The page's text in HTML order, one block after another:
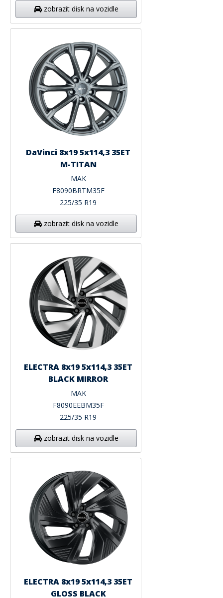
zobrazit disk na vozidle
DaVinci 8x19 5x114,3 35ET
M-TITAN
MAK
F8090BRTM35F
225/35 R19
zobrazit disk na vozidle
ELECTRA 8x19 5x114,3 35ET
BLACK MIRROR
MAK
F8090EEBM35F
225/35 R19
zobrazit disk na vozidle
ELECTRA 8x19 5x114,3 35ET
GLOSS BLACK